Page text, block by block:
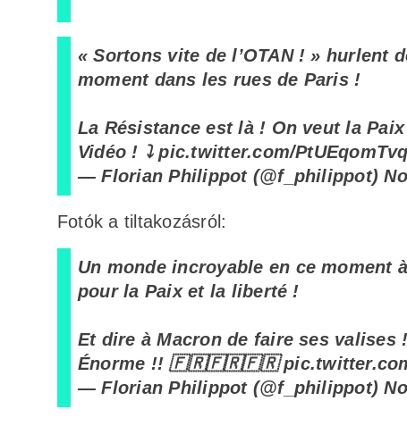
« Sortons vite de l’OTAN ! » hurlent
moment dans les rues de Paris !
La Résistance est là ! On veut la
Vidéo ! ⤵️pic.twitter.com/PtUEqomTvq
— Florian Philippot (@f_philippot)
Fotók a tiltakozásról:
Un monde incroyable en ce
pour la Paix et la liberté !
Et dire à Macron de faire ses valises !
Énorme !! 🇫🇷🇫🇷🇫🇷
— Florian Philippot (@f_philippot)